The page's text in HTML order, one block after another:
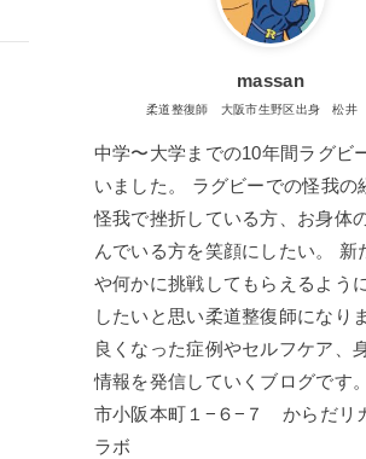
massan
柔道整復師 大阪市生野区出身 松井
中学〜大学までの10年間ラグビ
いました。 ラグビーでの怪我の
怪我で挫折している方、お身体
んでいる方を笑顔にしたい。 新
や何かに挑戦してもらえるよう
したいと思い柔道整復師になり
良くなった症例やセルフケア、
情報を発信していくブログです
市小阪本町１−６−７ からだリ
ラボ